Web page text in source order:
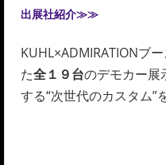
出展社紹介≫≫
KUHL×ADMIRATIONブ
た全１９台のデモカー展
する“次世代のカスタム”